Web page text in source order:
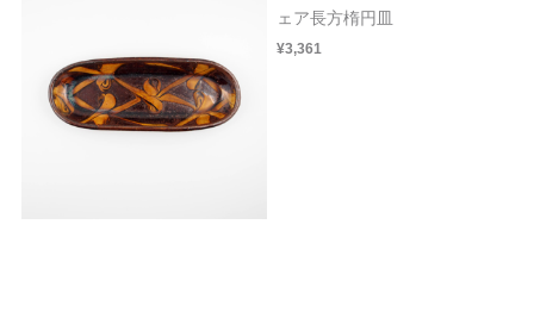
ェア長方楕円皿
¥3,361